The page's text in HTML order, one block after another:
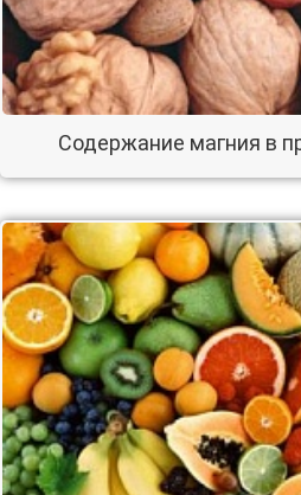
Содержание магния в